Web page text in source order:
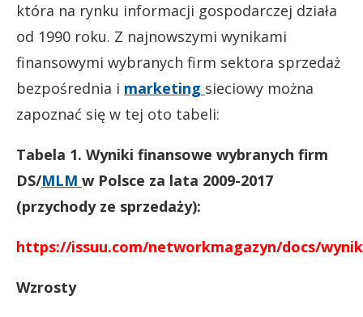
która na rynku informacji gospodarczej działa
od 1990 roku. Z najnowszymi wynikami
finansowymi wybranych firm sektora sprzedaż
bezpośrednia i marketing sieciowy można
zapoznać się w tej oto tabeli:
Tabela 1. Wyniki finansowe wybranych firm
DS/MLM w Polsce za lata 2009-2017
(przychody ze sprzedaży):
https://issuu.com/networkmagazyn/docs/
Wzrosty